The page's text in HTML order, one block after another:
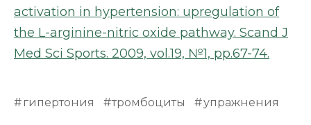
activation in hypertension: upregulation of
the L-arginine-nitric oxide pathway. Scand J
Med Sci Sports. 2009, vol.19, №1, pp.67-74.
гипертония тромбоциты упражнения